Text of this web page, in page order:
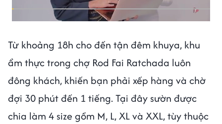
Từ khoảng 18h cho đến tận đêm khuya, khu
ẩm thực trong chợ Rod Fai Ratchada luôn
đông khách, khiến bạn phải xếp hàng và chờ
đợi 30 phút đến 1 tiếng. Tại đây sườn được
chia làm 4 size gồm M, L, XL và XXL, tùy thuộc